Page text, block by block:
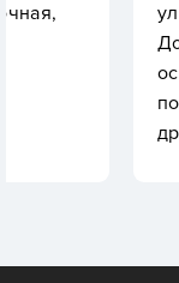
улыбкой и
Доктор
осмотр и
помогло.